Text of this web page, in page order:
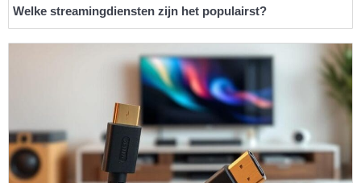
Welke streamingdiensten zijn het populairst?